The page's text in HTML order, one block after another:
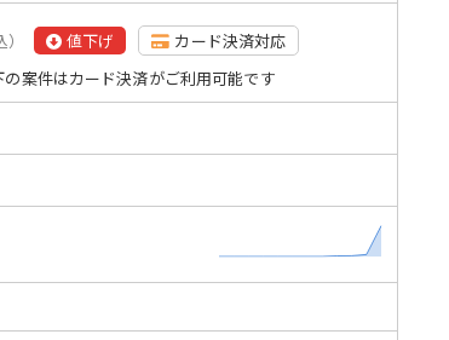
値下げ
カード決済対応
案件はカード決済がご利用可能です